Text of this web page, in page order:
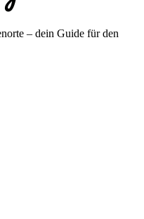
– dein Guide für den